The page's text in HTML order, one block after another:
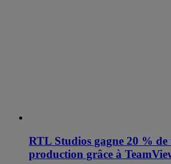
RTL Studios gagne 20 % de
production grâce à